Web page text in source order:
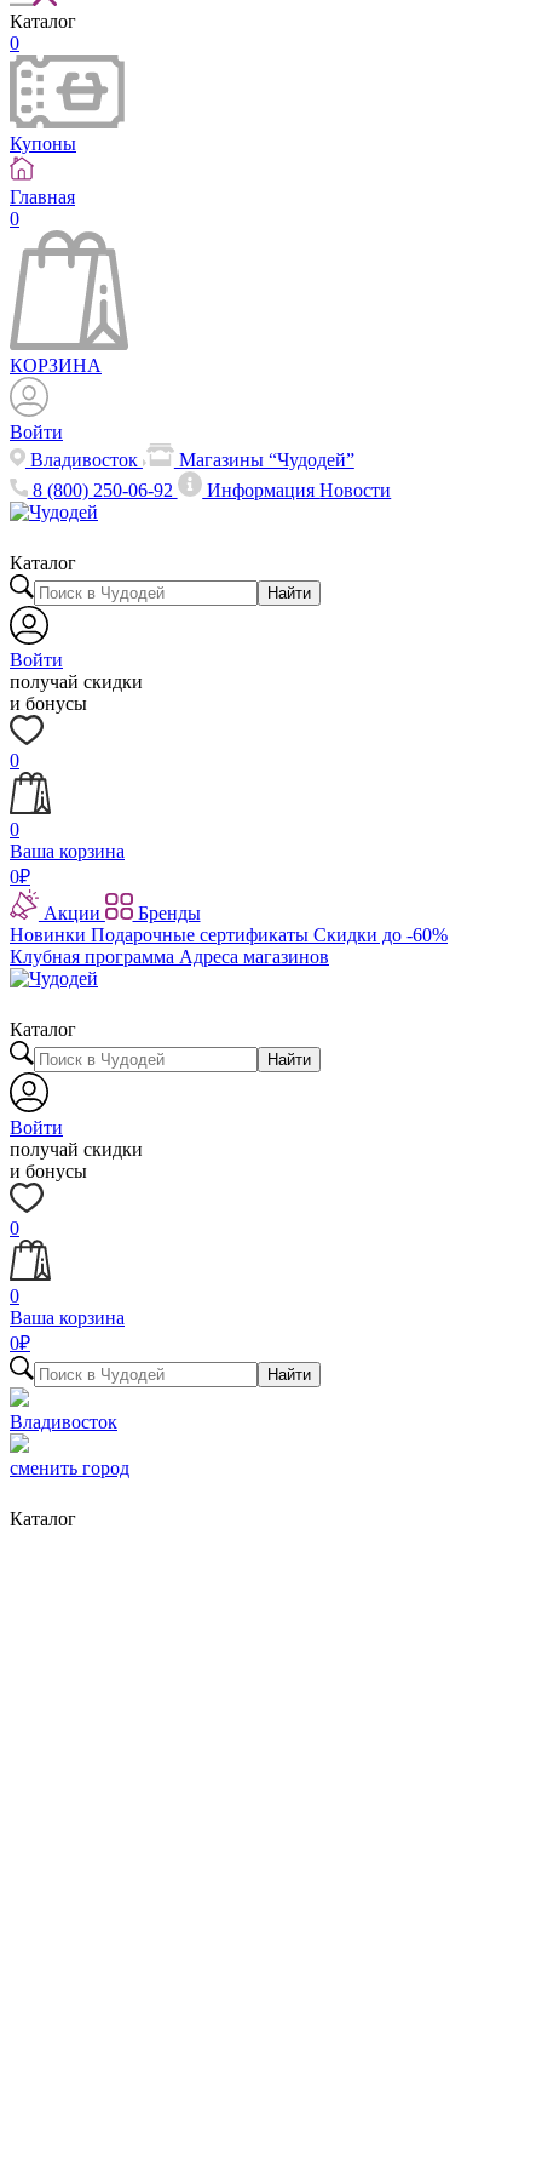
Каталог
0
Купоны
Главная
0
КОРЗИНА
Войти
Владивосток
Магазины “Чудодей”
8 (800) 250-06-92
ИнформацияНовости
Каталог
Найти
Войти
получай скидки
и бонусы
0
0
Ваша корзина
0₽
Акции
Бренды
Новинки Подарочные сертификаты Скидки до -60%
Клубная программа Адреса магазинов
Каталог
Найти
Войти
получай скидки
и бонусы
0
0
Ваша корзина
0₽
Найти
Владивосток
сменить город
Каталог